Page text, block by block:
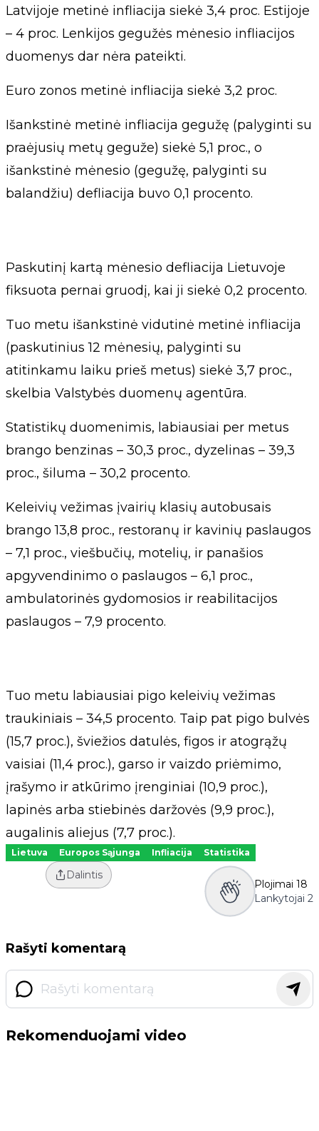
Latvijoje metinė infliacija siekė 3,4 proc. Estijoje
– 4 proc. Lenkijos gegužės mėnesio infliacijos
duomenys dar nėra pateikti.
Euro zonos metinė infliacija siekė 3,2 proc.
Išankstinė metinė infliacija gegužę (palyginti su
praėjusių metų geguže) siekė 5,1 proc., o
išankstinė mėnesio (gegužę, palyginti su
balandžiu) defliacija buvo 0,1 procento.
Paskutinį kartą mėnesio defliacija Lietuvoje
fiksuota pernai gruodį, kai ji siekė 0,2 procento.
Tuo metu išankstinė vidutinė metinė infliacija
(paskutinius 12 mėnesių, palyginti su
atitinkamu laiku prieš metus) siekė 3,7 proc.,
skelbia Valstybės duomenų agentūra.
Statistikų duomenimis, labiausiai per metus
brango benzinas – 30,3 proc., dyzelinas – 39,3
proc., šiluma – 30,2 procento.
Keleivių vežimas įvairių klasių autobusais
brango 13,8 proc., restoranų ir kavinių paslaugos
– 7,1 proc., viešbučių, motelių, ir panašios
apgyvendinimo o paslaugos – 6,1 proc.,
ambulatorinės gydomosios ir reabilitacijos
paslaugos – 7,9 procento.
Tuo metu labiausiai pigo keleivių vežimas
traukiniais – 34,5 procento. Taip pat pigo bulvės
(15,7 proc.), šviežios datulės, figos ir atogrąžų
vaisiai (11,4 proc.), garso ir vaizdo priėmimo,
įrašymo ir atkūrimo įrenginiai (10,9 proc.),
lapinės arba stiebinės daržovės (9,9 proc.),
augalinis aliejus (7,7 proc.).
Lietuva Europos Sąjunga Infliacija Statistika
Dalintis
Plojimai 18
Lankytojai 2
Rašyti komentarą
Rekomenduojami video